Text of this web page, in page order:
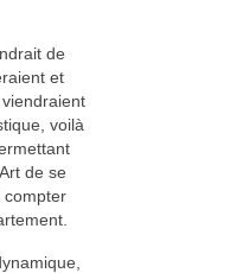
de
et
voilà
de se
compter